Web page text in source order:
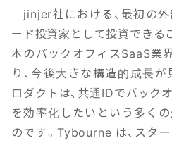
jinjer社における、最初の
ード投資家として投資できる
本のバックオフィスSaaS業
り、今後大きな構造的成長
ロダクトは、共通IDでバック
を効率化したいという多く
のです。Tybourne は、スタ